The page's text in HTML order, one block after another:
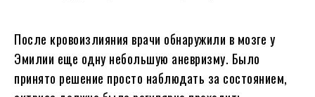
После кровоизлияния врачи обнаружили в мозге у
Эмилии еще одну небольшую аневризму. Было
принято решение просто наблюдать за состоянием,